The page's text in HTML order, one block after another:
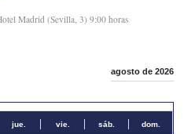
Madrid (Sevilla, 3) 9:00 horas
agosto de 2026
jue. vie. sáb. dom.